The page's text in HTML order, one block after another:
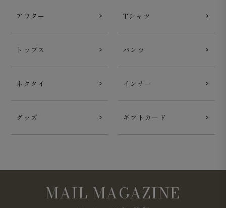
アウター Tシャツ
トップス パンツ
ネクタイ インナー
グッズ ギフトカード
MAIL MAGAZINE